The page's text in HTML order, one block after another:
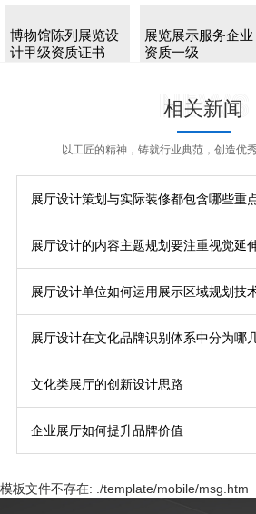
博物馆陈列展览设
计甲级资质证书
展览展示服务企业
资质一级
News
相关新闻
以工匠的精神，铸就行业典范，创造优
展厅设计策划与实际装修都包含哪些重
展厅设计的内容主题规划要注重视觉延
律
展厅设计单位如何运用展示区域规划技
展厅设计在文化品牌识别体系中分为哪
文化类展厅的创新设计思路
企业展厅如何提升品牌价值
模板文件不存在: ./template/mobile/msg.htm